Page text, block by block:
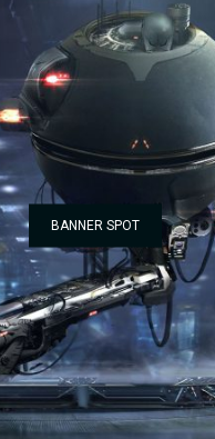
BANNER SPOT